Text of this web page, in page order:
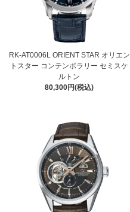
RK-AT0006L ORIENT STAR オリエン
トスター コンテンポラリー セミスケ
ルトン
80,300円(税込)